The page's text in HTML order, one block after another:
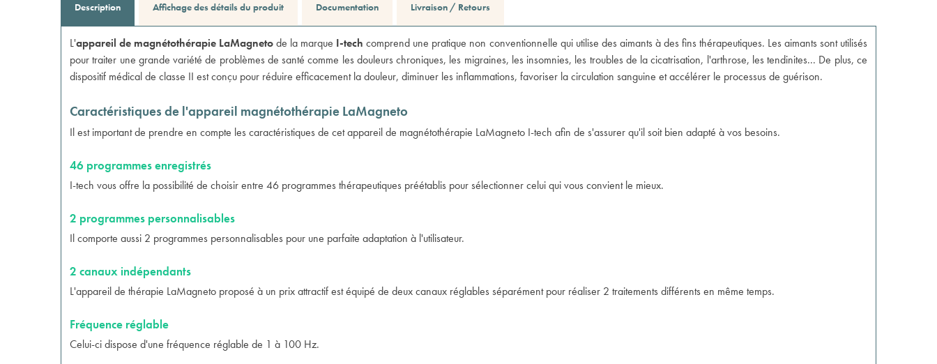
Description Affichage des détails du produit Documentation Livraison / Retours
L'appareil de magnétothérapie LaMagnetode la marque I-tech comprend une pratique non conventionnelle qui utilise des aimants à des fins thérapeutiques. Les aimants sont utilisés
pour traiter une grande variété de problèmes de santé comme les douleurs chroniques, les migraines, les insomnies, les troubles de la cicatrisation, l'arthrose, les tendinites... De plus, ce
dispositif médical de classe II est conçu pour réduire efficacement la douleur, diminuer les inflammations, favoriser la circulation sanguine et accélérer le processus de guérison.
Caractéristiques de l'appareil magnétothérapie LaMagneto
Il est important de prendre en compte les caractéristiques de cet appareil de magnétothérapie LaMagneto I-tech afin de s'assurer qu'il soit bien adapté à vos besoins.
46 programmes enregistrés
I-tech vous offre la possibilité de choisir entre 46 programmes thérapeutiques préétablis pour sélectionner celui qui vous convient le mieux.
2 programmes personnalisables
Il comporte aussi 2 programmes personnalisables pour une parfaite adaptation à l'utilisateur.
2 canaux indépendants
L'appareil de thérapie LaMagneto proposé à un prix attractif est équipé de deux canaux réglables séparément pour réaliser 2 traitements différents en même temps.
Fréquence réglable
Celui-ci dispose d'une fréquence réglable de 1 à 100 Hz.